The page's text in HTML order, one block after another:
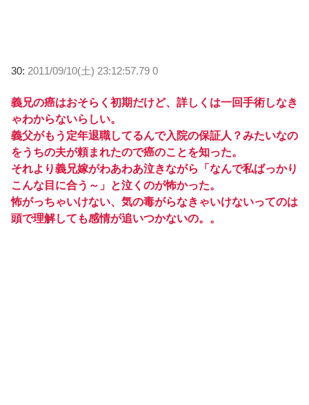
30: 2011/09/10(土) 23:12:57.79 0
義兄の癌はおそらく初期だけど、詳しくは一回手術しなき
ゃわからないらしい。
義父がもう定年退職してるんで入院の保証人？みたいなの
をうちの夫が頼まれたので癌のことを知った。
それより義兄嫁がわあわあ泣きながら「なんで私ばっかり
こんな目に合う～」と泣くのが怖かった。
怖がっちゃいけない、気の毒がらなきゃいけないってのは
頭で理解しても感情が追いつかないの。。